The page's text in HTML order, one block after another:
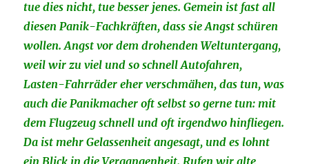
tue dies nicht, tue besser jenes. Gemein ist fast all
diesen Panik-Fachkräften, dass sie Angst schüren
wollen. Angst vor dem drohenden Weltuntergang,
weil wir zu viel und so schnell Autofahren,
Lasten-Fahrräder eher verschmähen, das tun, was
auch die Panikmacher oft selbst so gerne tun: mit
dem Flugzeug schnell und oft irgendwo hinfliegen.
Da ist mehr Gelassenheit angesagt, und es lohnt